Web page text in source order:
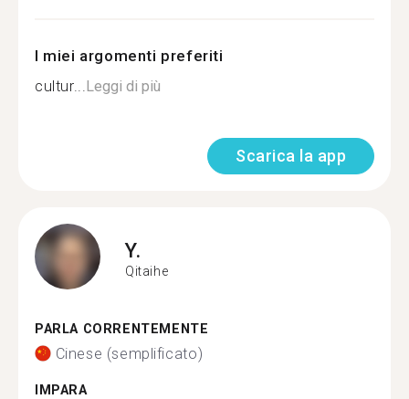
I miei argomenti preferiti
cultur...Leggi di più
Scarica la app
Y.
Qitaihe
PARLA CORRENTEMENTE
Cinese (semplificato)
IMPARA